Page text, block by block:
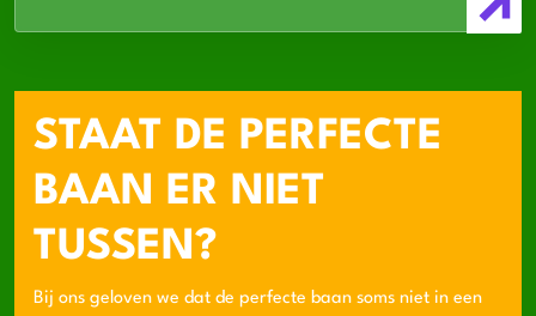
STAAT DE PERFECTE
BAAN ER NIET
TUSSEN?
Bij ons geloven we dat de perfecte baan soms niet in een